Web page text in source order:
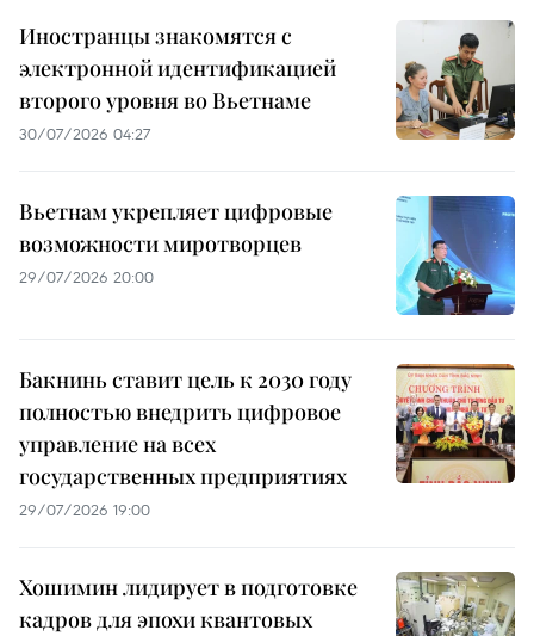
Иностранцы знакомятся с
электронной идентификацией
второго уровня во Вьетнаме
30/07/2026 04:27
Вьетнам укрепляет цифровые
возможности миротворцев
29/07/2026 20:00
Бакнинь ставит цель к 2030 году
полностью внедрить цифровое
управление на всех
государственных предприятиях
29/07/2026 19:00
Хошимин лидирует в подготовке
кадров для эпохи квантовых